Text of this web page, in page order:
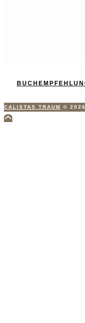
CALISTAS TRAUM ©
Scroll